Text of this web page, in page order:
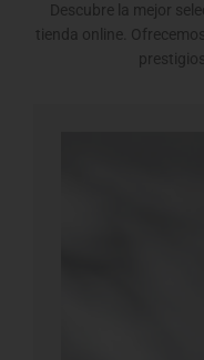
Descubre la mejor
tienda online.